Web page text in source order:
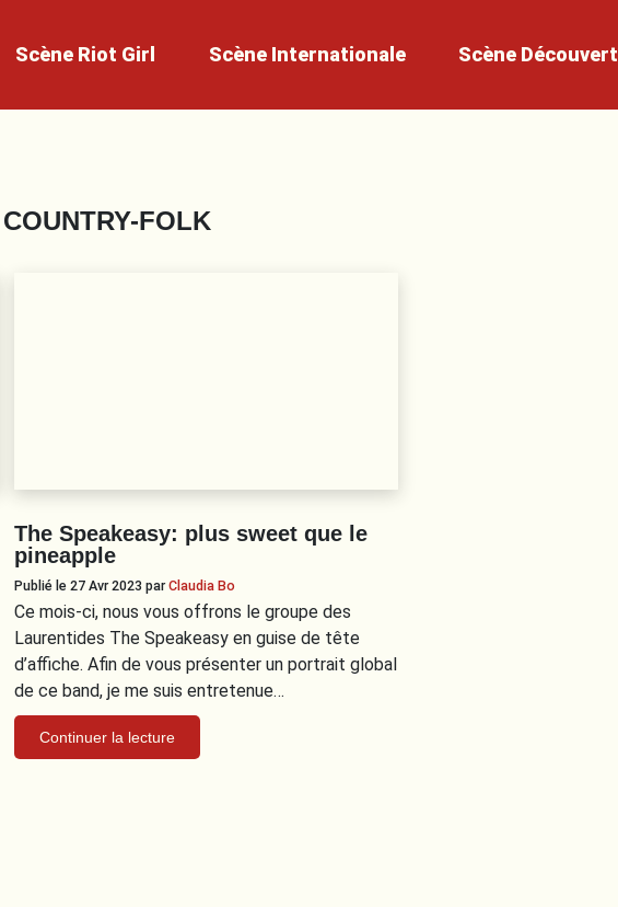
Scène Riot Girl Scène Internationale Scène
COUNTRY-FOLK
The Speakeasy: plus sweet que le
pineapple
Publié le 27 Avr 2023 parClaudia Bo
Ce mois-ci, nous vous offrons le groupe des
Laurentides The Speakeasy en guise de tête
d’affiche. Afin de vous présenter un portrait global
de ce band, je me suis entretenue…
Continuer la lecture